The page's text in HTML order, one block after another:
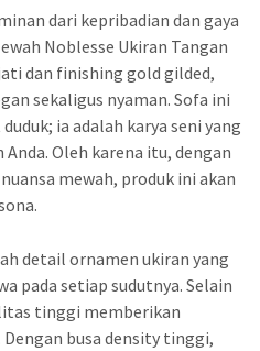
dari kepribadian dan gaya
Noblesse Ukiran Tangan
dan finishing gold gilded,
sekaligus nyaman. Sofa ini
ia adalah karya seni yang
Oleh karena itu, dengan
mewah, produk ini akan
detail ornamen ukiran yang
pada setiap sudutnya. Selain
tinggi memberikan
busa density tinggi,